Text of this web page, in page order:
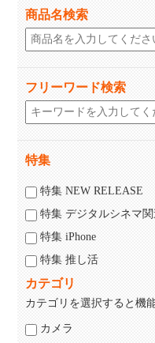
商品名検索
フリーワード検索
特集
特集 NEW RELEASE
特集 デジタルシネマ関
特集 iPhone
特集 推し活
カテゴリ
カテゴリを選択すると機
カメラ